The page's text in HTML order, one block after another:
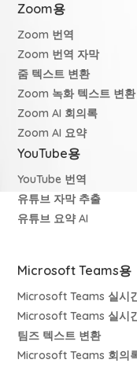
Zoom용
Zoom 번역
Zoom 번역 자막
줌 텍스트 변환
Zoom 녹화 텍스트 변환
Zoom AI 회의록
Zoom AI 요약
YouTube용
YouTube 번역
유튜브 자막 추출
유튜브 요약 AI
Microsoft Teams용
Microsoft Teams 실시
Microsoft Teams 실시
팀즈 텍스트 변환
Microsoft Teams 회의